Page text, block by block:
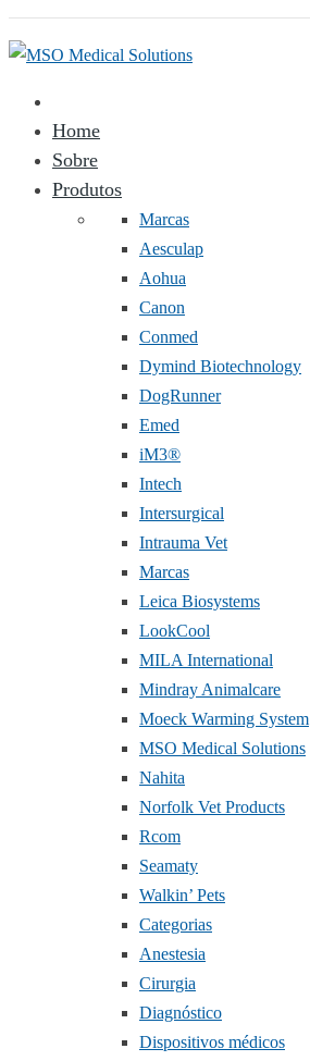
Home
Sobre
Produtos
Marcas
Aesculap
Aohua
Canon
Conmed
Dymind Biotechnology
DogRunner
Emed
iM3®️
Intech
Intersurgical
Intrauma Vet
Marcas
Leica Biosystems
LookCool
MILA International
Mindray Animalcare
Moeck Warming System
MSO Medical Solutions
Nahita
Norfolk Vet Products
Rcom
Seamaty
Walkin’ Pets
Categorias
Anestesia
Cirurgia
Diagnóstico
Dispositivos médicos